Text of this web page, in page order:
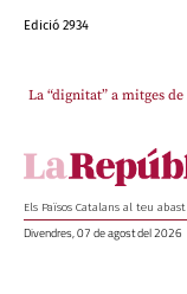
Edició 2934
La “dignitat” a mitges
Junts exigeix que
Els Països Catalans al teu abast
Divendres, 07 de agost del 2026